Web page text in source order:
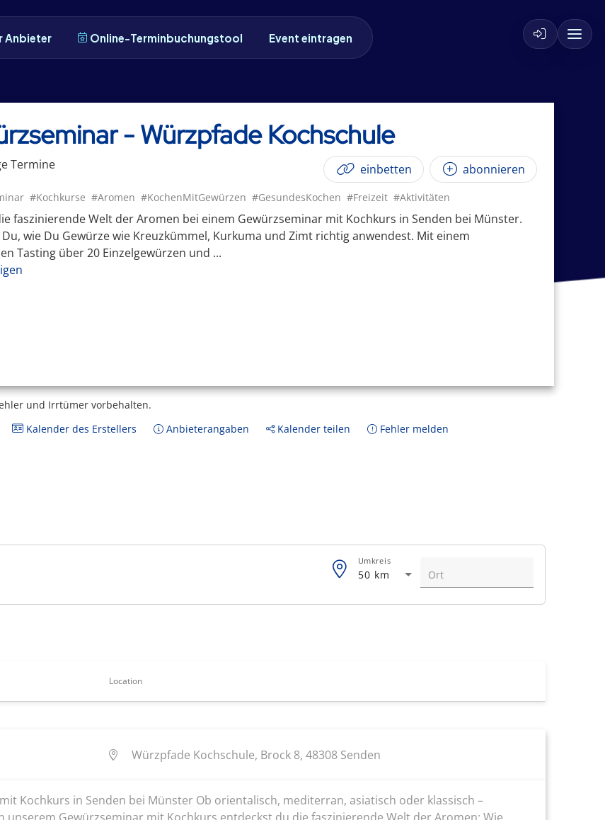
Anbieter Online-Terminbuchungstool Event eintragen
- Würzpfade Kochschule
Termine einbetten abonnieren
#Kochkurse #Aromen #KochenMitGewürzen #GesundesKochen #Freizeit #Aktivitäten
faszinierende Welt der Aromen bei einem Gewürzseminar mit Kochkurs in Senden bei Münster.
wie Du Gewürze wie Kreuzkümmel, Kurkuma und Zimt richtig anwendest. Mit einem
Tasting über 20 Einzelgewürzen und ...
und Irrtümer vorbehalten.
Kalender des Erstellers Anbieterangaben Kalender teilen Fehler melden
50 km
Umkreis
Location
Würzpfade Kochschule, Brock 8, 48308 Senden
Kochkurs in Senden bei Münster Ob orientalisch, mediterran, asiatisch oder klassisch –